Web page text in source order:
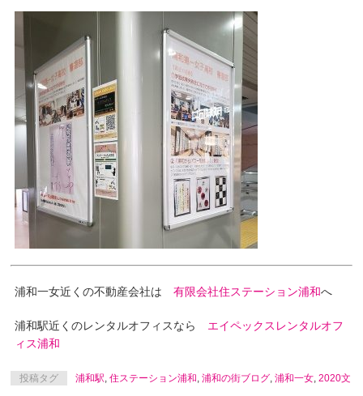
浦和一女近くの不動産会社は有限会社住ステーション浦和へ
浦和駅近くのレンタルオフィスなら エイペックスレンタルオフ
ィス浦和
投稿タグ 浦和駅,住ステーション浦和,浦和の街ブログ,浦和一女,2020文